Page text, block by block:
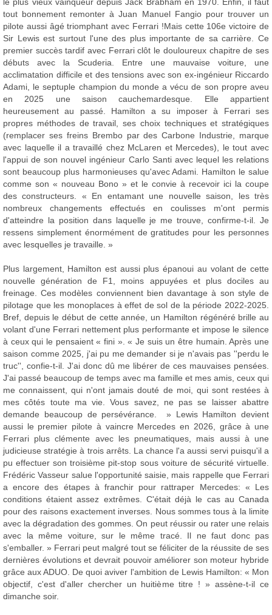
le plus vieux vainqueur depuis Jack Brabham en 1970. Enfin, il faut
tout bonnement remonter à Juan Manuel Fangio pour trouver un
pilote aussi âgé triomphant avec Ferrari !Mais cette 106e victoire de
Sir Lewis est surtout l'une des plus importante de sa carrière. Ce
premier succès tardif avec Ferrari clôt le douloureux chapitre de ses
débuts avec la Scuderia. Entre une mauvaise voiture, une
acclimatation difficile et des tensions avec son ex-ingénieur Riccardo
Adami, le septuple champion du monde a vécu de son propre aveu
en 2025 une saison cauchemardesque. Elle appartient
heureusement au passé. Hamilton a su imposer à Ferrari ses
propres méthodes de travail, ses choix techniques et stratégiques
(remplacer ses freins Brembo par des Carbone Industrie, marque
avec laquelle il a travaillé chez McLaren et Mercedes), le tout avec
l'appui de son nouvel ingénieur Carlo Santi avec lequel les relations
sont beaucoup plus harmonieuses qu'avec Adami. Hamilton le salue
comme son « nouveau Bono » et le convie à recevoir ici la coupe
des constructeurs. « En entamant une nouvelle saison, les très
nombreux changements effectués en coulisses m'ont permis
d'atteindre la position dans laquelle je me trouve, confirme-t-il. Je
ressens simplement énormément de gratitudes pour les personnes
avec lesquelles je travaille. »
Plus largement, Hamilton est aussi plus épanoui au volant de cette
nouvelle génération de F1, moins appuyées et plus dociles au
freinage. Ces modèles conviennent bien davantage à son style de
pilotage que les monoplaces à effet de sol de la période 2022-2025.
Bref, depuis le début de cette année, un Hamilton régénéré brille au
volant d'une Ferrari nettement plus performante et impose le silence
à ceux qui le pensaient « fini ». « Je suis un être humain. Après une
saison comme 2025, j'ai pu me demander si je n'avais pas ''perdu le
truc'', confie-t-il. J'ai donc dû me libérer de ces mauvaises pensées.
J'ai passé beaucoup de temps avec ma famille et mes amis, ceux qui
me connaissent, qui n'ont jamais douté de moi, qui sont restées à
mes côtés toute ma vie. Vous savez, ne pas se laisser abattre
demande beaucoup de persévérance. » Lewis Hamilton devient
aussi le premier pilote à vaincre Mercedes en 2026, grâce à une
Ferrari plus clémente avec les pneumatiques, mais aussi à une
judicieuse stratégie à trois arrêts. La chance l'a aussi servi puisqu'il a
pu effectuer son troisième pit-stop sous voiture de sécurité virtuelle.
Frédéric Vasseur salue l'opportunité saisie, mais rappelle que Ferrari
a encore des étapes à franchir pour rattraper Mercedes: « Les
conditions étaient assez extrêmes. C'était déjà le cas au Canada
pour des raisons exactement inverses. Nous sommes tous à la limite
avec la dégradation des gommes. On peut réussir ou rater une relais
avec la même voiture, sur le même tracé. Il ne faut donc pas
s'emballer. » Ferrari peut malgré tout se féliciter de la réussite de ses
dernières évolutions et devrait pouvoir améliorer son moteur hybride
grâce aux ADUO. De quoi aviver l'ambition de Lewis Hamilton: « Mon
objectif, c'est d'aller chercher un huitième titre ! » assène-t-il ce
dimanche soir.